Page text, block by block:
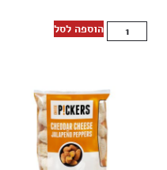
הוספה לסל